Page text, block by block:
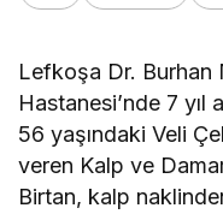
Lefkoşa Dr.
Hastanesi’nde 7 yıl
56 yaşındaki Veli
veren Kalp ve
Birtan, kalp